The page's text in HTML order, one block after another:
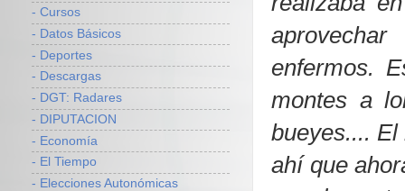
enfermos.
montes a
bueyes....
ahí que
- Cursos
- Datos Básicos
- Deportes
- Descargas
- DGT: Radares
- DIPUTACION
- Economía
- El Tiempo
- Elecciones Autonómicas